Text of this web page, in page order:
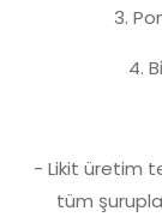
3.
4.
- Likit üretim
tüm